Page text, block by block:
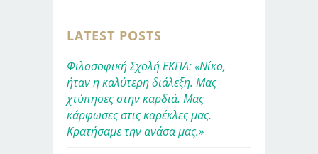
LATEST POSTS
Φιλοσοφική Σχολή ΕΚΠΑ: «Νίκο,
ήταν η καλύτερη διάλεξη. Μας
χτύπησες στην καρδιά. Μας
κάρφωσες στις καρέκλες μας.
Κρατήσαμε την ανάσα μας.»